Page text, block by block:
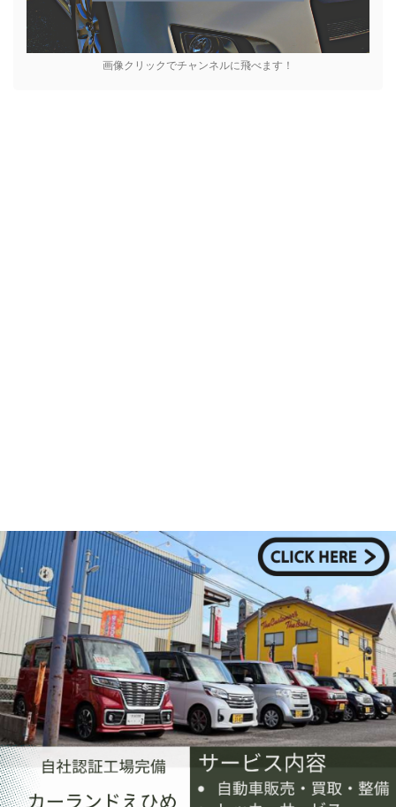
画像クリックでチャンネルに飛べます！